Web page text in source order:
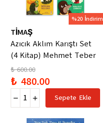
%20 İndirim
TİMAŞ
Azıcık Aklım Karıştı Set
(4 Kitap) Mehmet Teber
₺ 600.00
₺ 480.00
Sepete Ekle